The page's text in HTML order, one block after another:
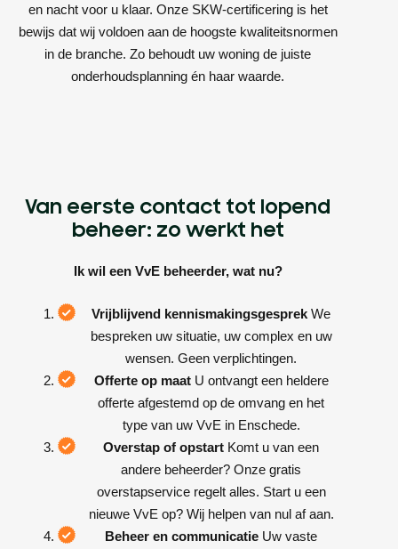
en nacht voor u klaar. Onze SKW-certificering is het
bewijs dat wij voldoen aan de hoogste kwaliteitsnormen
in de branche. Zo behoudt uw woning de juiste
onderhoudsplanning én haar waarde.
Van eerste contact tot lopend
beheer: zo werkt het
Ik wil een VvE beheerder, wat nu?
Vrijblijvend kennismakingsgesprek We
bespreken uw situatie, uw complex en uw
wensen. Geen verplichtingen.
Offerte op maatU ontvangt een heldere
offerte afgestemd op de omvang en het
type van uw VvE in Enschede.
Overstap of opstart Komt u van een
andere beheerder? Onze gratis
overstapservice regelt alles. Start u een
nieuwe VvE op? Wij helpen van nul af aan.
Beheer en communicatie Uw vaste